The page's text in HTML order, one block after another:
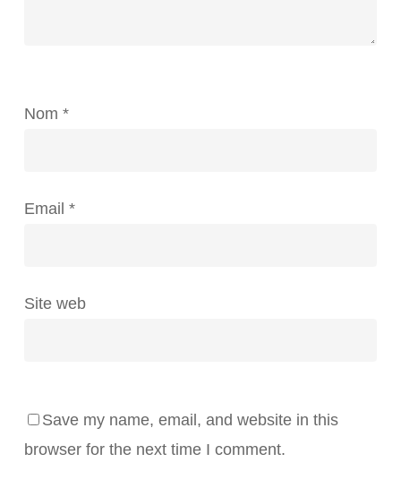
Nom *
Email *
Site web
Save my name, email, and website in this
browser for the next time I comment.